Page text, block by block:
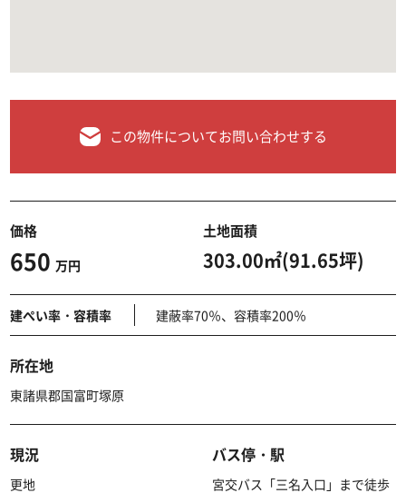
この物件についてお問い合わせする
価格
650 万円
土地面積
303.00㎡(91.65坪)
建ぺい率・容積率 建蔽率70％、容積率200％
所在地
東諸県郡国富町塚原
現況
更地
バス停・駅
宮交バス「三名入口」まで徒歩